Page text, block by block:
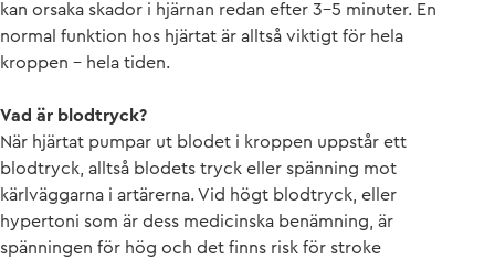
kan orsaka skador i hjärnan redan efter 3-5 minuter. En
normal funktion hos hjärtat är alltså viktigt för hela
kroppen – hela tiden.
Vad är blodtryck?
När hjärtat pumpar ut blodet i kroppen uppstår ett
blodtryck, alltså blodets tryck eller spänning mot
kärlväggarna i artärerna. Vid högt blodtryck, eller
hypertoni som är dess medicinska benämning, är
spänningen för hög och det finns risk för stroke